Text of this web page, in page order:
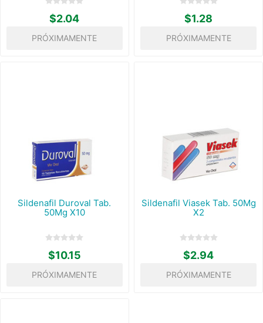
$2.04
PRÓXIMAMENTE
$1.28
PRÓXIMAMENTE
Sildenafil Duroval Tab.
50Mg X10
$10.15
PRÓXIMAMENTE
Sildenafil Viasek Tab. 50Mg
X2
$2.94
PRÓXIMAMENTE